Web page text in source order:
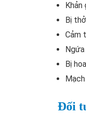
Bị
Cảm
Bị
Đối